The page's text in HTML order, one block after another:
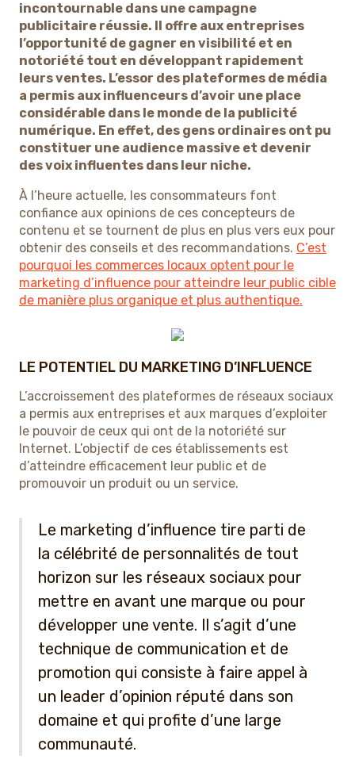
incontournable dans une campagne
publicitaire réussie. Il offre aux entreprises
l’opportunité de gagner en visibilité et en
notoriété tout en développant rapidement
leurs ventes. L’essor des plateformes de média
a permis aux influenceurs d’avoir une place
considérable dans le monde de la publicité
numérique. En effet, des gens ordinaires ont pu
constituer une audience massive et devenir
des voix influentes dans leur niche.
À l’heure actuelle, les consommateurs font
confiance aux opinions de ces concepteurs de
contenu et se tournent de plus en plus vers eux pour
obtenir des conseils et des recommandations. C’est
pourquoi les commerces locaux optent pour le
marketing d’influence pour atteindre leur public cible
de manière plus organique et plus authentique.
LE POTENTIEL DU MARKETING D’INFLUENCE
L’accroissement des plateformes de réseaux sociaux
a permis aux entreprises et aux marques d’exploiter
le pouvoir de ceux qui ont de la notoriété sur
Internet. L’objectif de ces établissements est
d’atteindre efficacement leur public et de
promouvoir un produit ou un service.
Le marketing d’influence tire parti de
la célébrité de personnalités de tout
horizon sur les réseaux sociaux pour
mettre en avant une marque ou pour
développer une vente. Il s’agit d’une
technique de communication et de
promotion qui consiste à faire appel à
un leader d’opinion réputé dans son
domaine et qui profite d’une large
communauté.